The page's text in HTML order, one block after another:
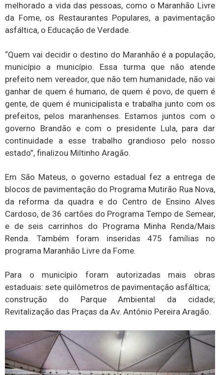
melhorado a vida das pessoas, como o Maranhão Livre
da Fome, os Restaurantes Populares, a pavimentação
asfáltica, o Educação de Verdade.
“Quem vai decidir o destino do Maranhão é a população,
município a município. Essa turma que não atende
prefeito nem vereador, que não tem humanidade, não vai
ganhar de quem é humano, de quem é povo, de quem é
gente, de quem é municipalista e trabalha junto com os
prefeitos, pelos maranhenses. Estamos juntos com o
governo Brandão e com o presidente Lula, para dar
continuidade a esse trabalho grandioso pelo nosso
estado”, finalizou Miltinho Aragão.
Em São Mateus, o governo estadual fez a entrega de
blocos de pavimentação do Programa Mutirão Rua Nova,
da reforma da quadra e do Centro de Ensino Alves
Cardoso, de 36 cartões do Programa Tempo de Semear,
e de seis carrinhos do Programa Minha Renda/Mais
Renda. Também foram inseridas 475 famílias no
programa Maranhão Livre da Fome.
Para o município foram autorizadas mais obras
estaduais: sete quilômetros de pavimentação asfáltica;
construção do Parque Ambiental da cidade;
Revitalização das Praças da Av. Antônio Pereira Aragão.